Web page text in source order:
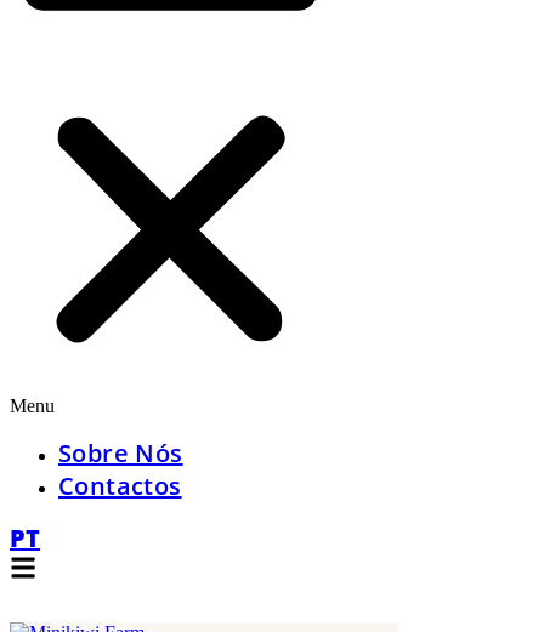
Menu
Sobre Nós
Contactos
PT